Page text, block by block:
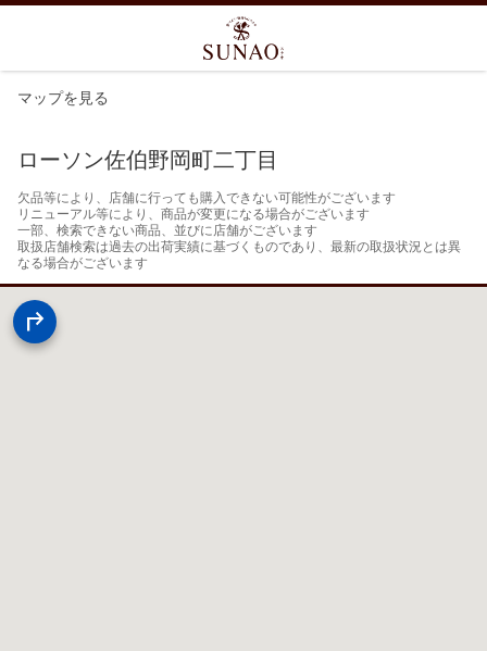
マップを見る
ローソン佐伯野岡町二丁目
欠品等により、店舗に行っても購入できない可能性がございます
リニューアル等により、商品が変更になる場合がございます
一部、検索できない商品、並びに店舗がございます
取扱店舗検索は過去の出荷実績に基づくものであり、最新の取扱状況とは異
なる場合がございます